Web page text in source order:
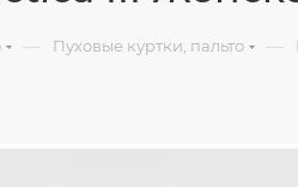
— Пуховые куртки, пальто —